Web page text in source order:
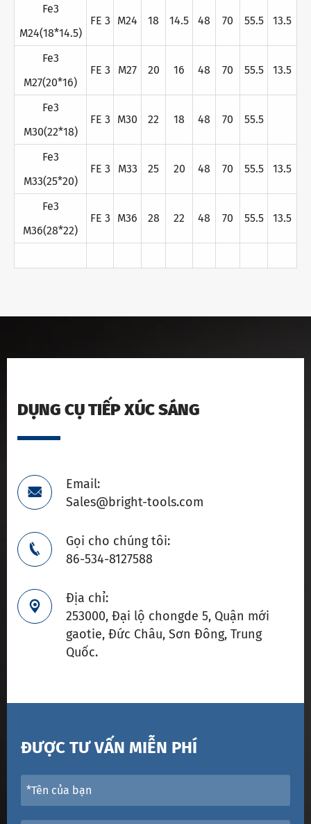
Fe3
M24(18*14.5)
FE 3 M24 18 14.5 48 70 55.5 13.5
Fe3
M27(20*16)
FE 3 M27 20 16 48 70 55.5 13.5
Fe3
M30(22*18)
FE 3 M30 22 18 48 70 55.5
Fe3
M33(25*20)
FE 3 M33 25 20 48 70 55.5 13.5
Fe3
M36(28*22)
FE 3 M36 28 22 48 70 55.5 13.5
DỤNG CỤ TIẾP XÚC SÁNG

Email:
Sales@bright-tools.com

Gọi cho chúng tôi:
86-534-8127588

Địa chỉ:
253000, Đại lộ chongde 5, Quận mới
gaotie, Đức Châu, Sơn Đông, Trung
Quốc.
ĐƯỢC TƯ VẤN MIỄN PHÍ